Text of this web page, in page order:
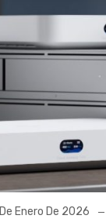
Enero De 2026